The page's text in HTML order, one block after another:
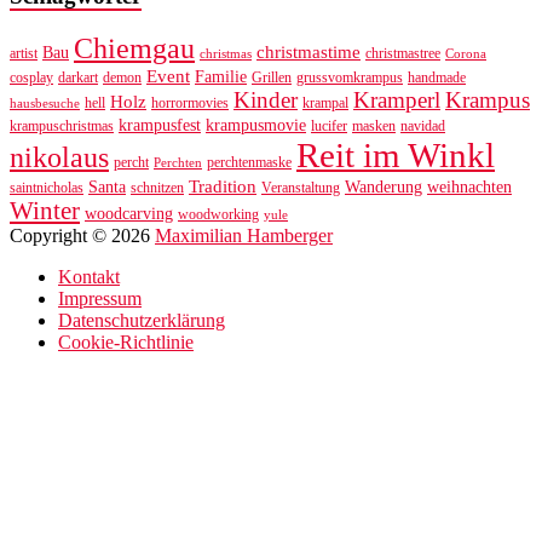
artist Bau Chiemgau christmas christmastime christmastree Corona
cosplay darkart demon Event Familie Grillen grussvomkrampus handmade
hausbesuche hell Holz horrormovies Kinder krampal Kramperl Krampus
krampuschristmas krampusfest krampusmovie lucifer masken navidad
nikolaus percht Perchten perchtenmaske Reit im Winkl
saintnicholas Santa schnitzen Tradition Veranstaltung Wanderung weihnachten
Winter woodcarving woodworking yule
Copyright © 2026 Maximilian Hamberger
Kontakt
Impressum
Datenschutzerklärung
Cookie-Richtlinie